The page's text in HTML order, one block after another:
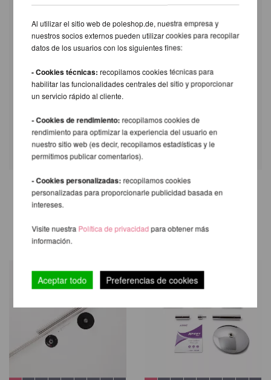
Vídeo de instalación del Studio X-Pole
TAMBIÉN LE RECOMENDAMOS
LOS SIGUIENTES PRODUCTOS
Al utilizar el sitio web de poleshop.de, nuestra empresa y
nuestros socios externos pueden utilizar cookies para recopilar
datos de los usuarios con los siguientes fines:
- Cookies técnicas:recopilamos cookies técnicas para
habilitar las funcionalidades centrales del sitio y proporcionar
un servicio rápido al cliente.
- Cookies de rendimiento: recopilamos cookies de
rendimiento para optimizar la experiencia del usuario en
nuestro sitio web (es decir, recopilamos estadísticas y le
permitimos publicar comentarios).
- Cookies personalizadas: recopilamos cookies
personalizadas para proporcionarle publicidad basada en
intereses.
Visite nuestra Política de privacidadpara obtener más
información.
Aceptar todo Preferencias de cookies